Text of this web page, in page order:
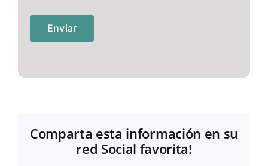
Comparta esta información en su
red Social favorita!